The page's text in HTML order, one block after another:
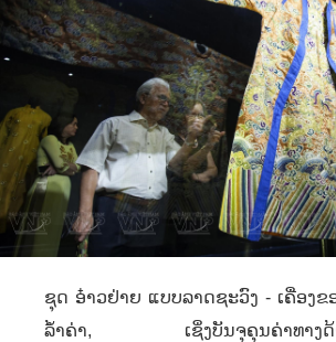
ຊຸດ ອ໋າວຢ່າຍ ແບບລາດຊະວົງ - ເຄື່ອງຂ
ລ້ຳຄ່າ, ເຊິ່ງບັນຈຸຄຸນຄ່າທາງ